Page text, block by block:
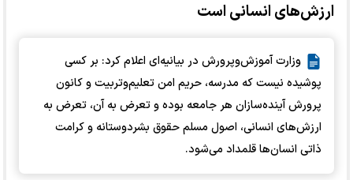
ارزش‌های انسانی است
وزارت آموزش‌وپرورش در بیانیه‌ای اعلام کرد: بر کسی
پوشیده نیست که مدرسه، حریم امن تعلیم‌وتربیت و کانون
پرورش آینده‌سازان هر جامعه بوده و تعرض به آن، تعرض به
ارزش‌های انسانی، اصول مسلم حقوق بشردوستانه و کرامت
ذاتی انسان‌ها قلمداد می‌شود.